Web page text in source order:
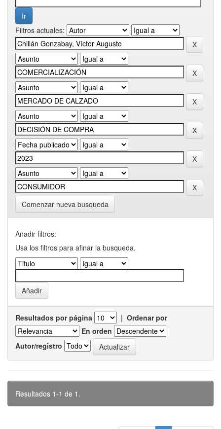
Filtros actuales:
Comenzar nueva busqueda
Añadir filtros:
Usa los filtros para afinar la busqueda.
Resultados por página | Ordenar por
En orden
Autor/registro
Resultados 1-1 de 1.